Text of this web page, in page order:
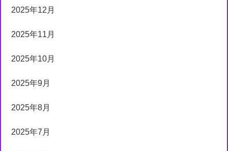
2025年12月
2025年11月
2025年10月
2025年9月
2025年8月
2025年7月